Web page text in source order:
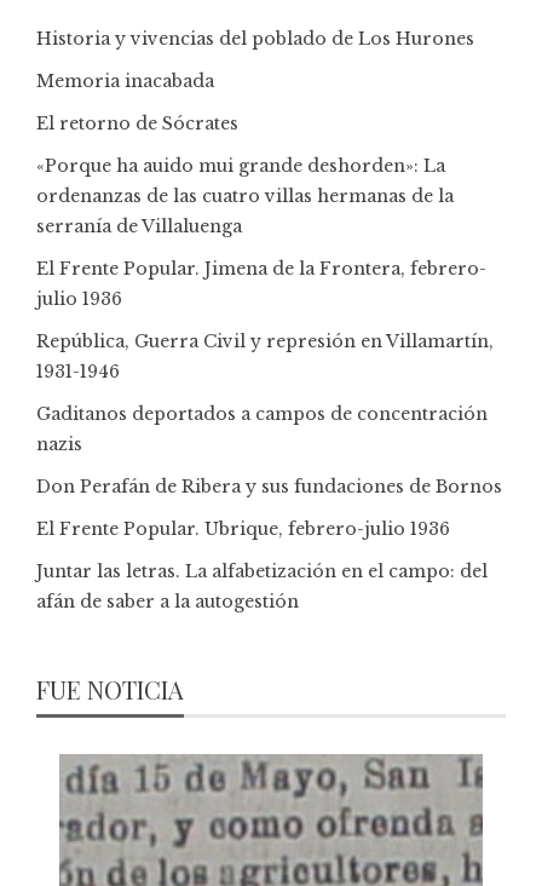
Historia y vivencias del poblado de Los Hurones
Memoria inacabada
El retorno de Sócrates
«Porque ha auido mui grande deshorden»: La
ordenanzas de las cuatro villas hermanas de la
serranía de Villaluenga
El Frente Popular. Jimena de la Frontera, febrero-
julio 1936
República, Guerra Civil y represión en Villamartín,
1931-1946
Gaditanos deportados a campos de concentración
nazis
Don Perafán de Ribera y sus fundaciones de Bornos
El Frente Popular. Ubrique, febrero-julio 1936
Juntar las letras. La alfabetización en el campo: del
afán de saber a la autogestión
FUE NOTICIA